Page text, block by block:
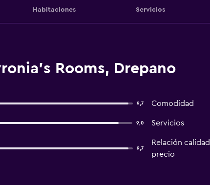
Habitaciones Servicios
Rooms, Drepano
9,7 Comodidad
9,0 Servicios
9,7
Relación
precio